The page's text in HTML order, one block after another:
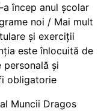
a încep anul școlar
noi / Mai mult
și exerciții
este înlocuită de
și
obligatorie
Muncii Dragos